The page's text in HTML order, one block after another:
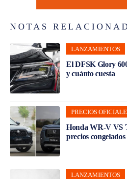
NOTAS
LANZAMIENTOS
El DFSK Glory
y cuánto cuesta
PRECIOS
Honda WR-V VS
precios
LANZAMIENTOS